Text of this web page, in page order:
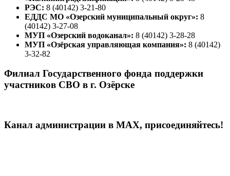
РЭС: 8 (40142) 3-21-80
ЕДДС МО «Озерский муниципальный округ»: 8
(40142) 3-27-08
МУП «Озерский водоканал»: 8 (40142) 3-28-28
МУП «Озёрская управляющая компания»: 8 (40142)
3-32-82
Филиал Государственного фонда поддержки
участников СВО в г. Озёрске
Канал администрации в МАХ, присоединяйтесь!